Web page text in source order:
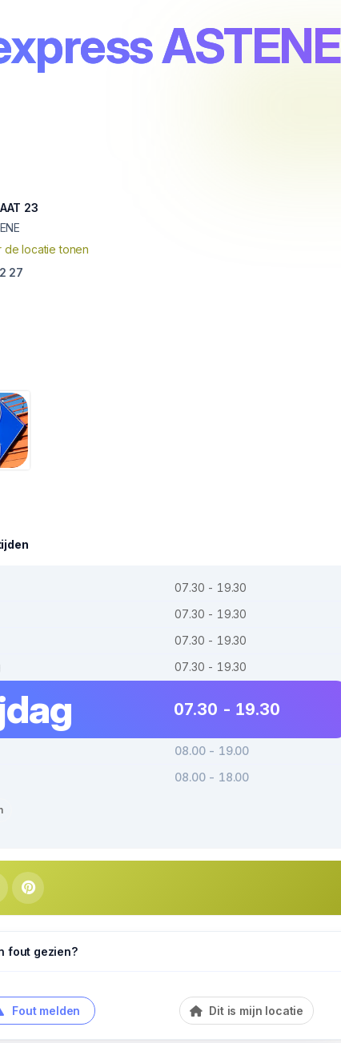
ASTENE
23
de locatie tonen
27
07.30 - 19.30
07.30 - 19.30
07.30 - 19.30
07.30 - 19.30
07.30 - 19.30
08.00 - 19.00
08.00 - 18.00
fout gezien?
Fout melden Dit is mijn locatie